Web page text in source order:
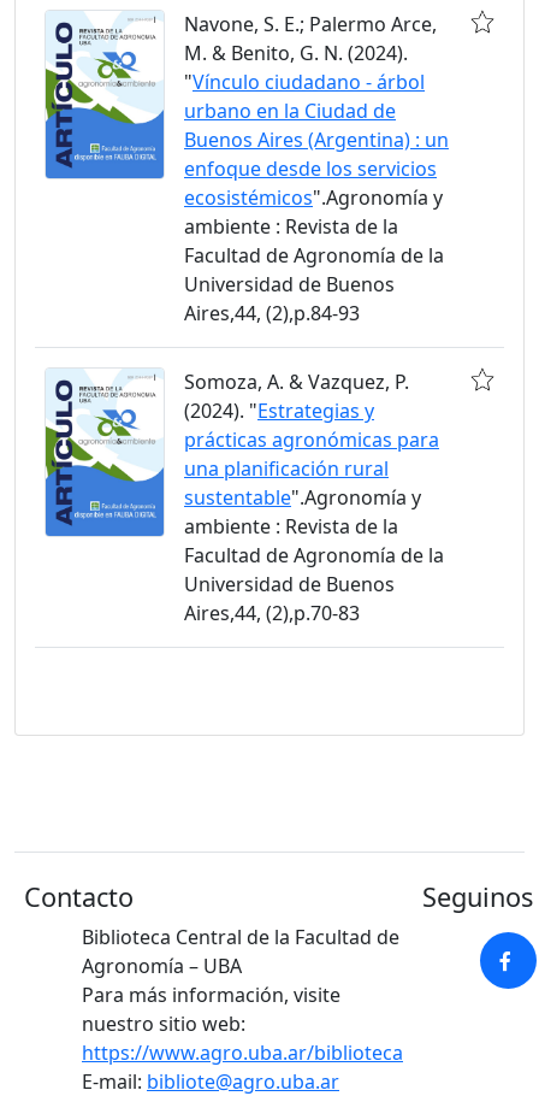
Navone, S. E.; Palermo Arce,
M. & Benito, G. N. (2024).
"Vínculo ciudadano - árbol
urbano en la Ciudad de
Buenos Aires (Argentina) : un
enfoque desde los servicios
ecosistémicos".Agronomía y
ambiente : Revista de la
Facultad de Agronomía de la
Universidad de Buenos
Aires,44, (2),p.84-93
Somoza, A. & Vazquez, P.
(2024). "Estrategias y
prácticas agronómicas para
una planificación rural
sustentable".Agronomía y
ambiente : Revista de la
Facultad de Agronomía de la
Universidad de Buenos
Aires,44, (2),p.70-83
Contacto
Biblioteca Central de la Facultad de
Agronomía – UBA
Para más información, visite
nuestro sitio web:
https://www.agro.uba.ar/biblioteca
E-mail: bibliote@agro.uba.ar